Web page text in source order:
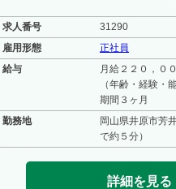
求人番号
31290
雇用形態
正社員
給与
月給２２０，０
（年齢・経験・
期間３ヶ月
勤務地
岡山県井原市芳
で約５分）
詳細を見る